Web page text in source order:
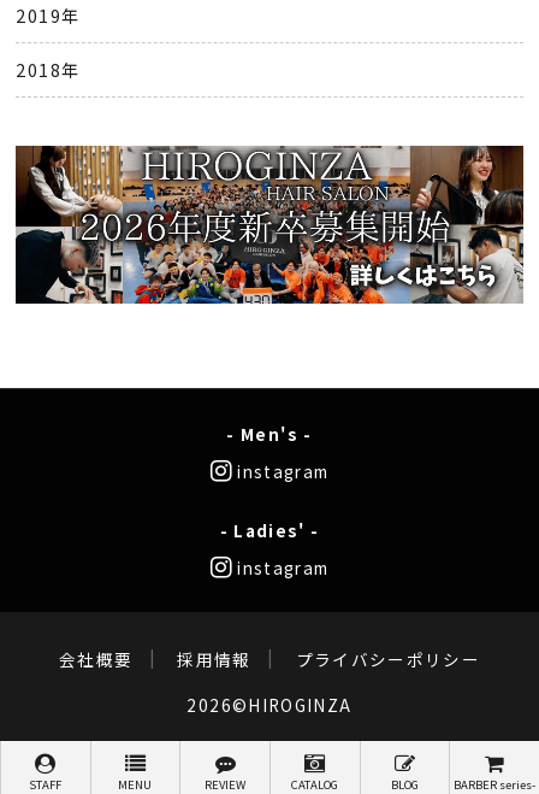
STAFF MENU REVIEW CATALOG BLOG BARBER series-
2019年
2018年
- Men's -
instagram
- Ladies' -
instagram
会社概要 採用情報
プライバシーポリシー
2026©HIROGINZA